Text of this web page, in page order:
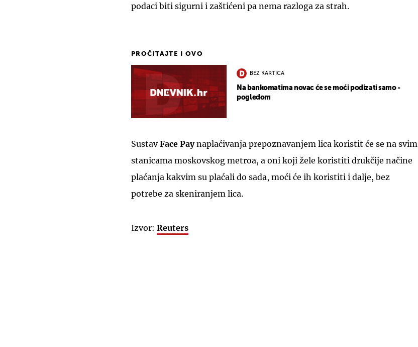
podaci biti sigurni i zaštićeni pa nema razloga za strah.
PROČITAJTE I OVO
BEZ KARTICA
Na bankomatima novac će se moći podizati samo -
pogledom
SustavFace Paynaplaćivanja prepoznavanjem lica koristit će se na svim
stanicama moskovskog metroa, a oni koji žele koristiti drukčije načine
plaćanja kakvim su plaćali do sada, moći će ih koristiti i dalje, bez
potrebe za skeniranjem lica.
Izvor: Reuters